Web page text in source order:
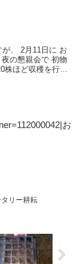
、 2月11日に お
の懇親会で 初物
ほど収穫を行っ
お
リー耕耘